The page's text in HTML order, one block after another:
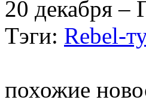
20 декабря –
Тэги: Rebel-
похожие